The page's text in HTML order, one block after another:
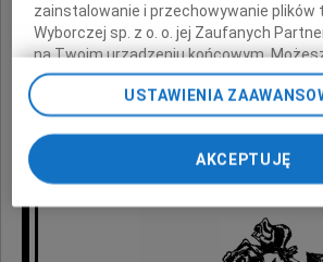
Wójt oraz
zainstalowanie i przechowywanie plików
Wyborczej sp. z o. o. jej Zaufanych
na Twoim urządzeniu końcowym.
chwili zmienić swoje preferencje dot.
ponownie wywołując narzędzie do
preferencjami dot. przetwarzania
odnośnik „Ustawienia prywatności” w
przechodząc do sekcji „Ustawienia
Zmiana ustawień plików cookie możliwa
pomocą ustawień przeglądarki.
My, nasi Zaufani Partnerzy i Agora S.A.
USTAWIENIA
AKCEPTUJĘ